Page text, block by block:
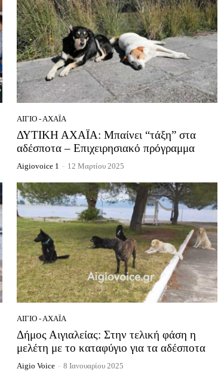
ΑΊΓΙΟ - ΑΧΑΪ́Α
ΔΥΤΙΚΗ ΑΧΑΪΑ: Μπαίνει “τάξη” στα
αδέσποτα – Επιχειρησιακό πρόγραμμα
Aigiovoice 1 - 12 Μαρτίου 2025
ΑΊΓΙΟ - ΑΧΑΪ́Α
Δήμος Αιγιαλείας: Στην τελική φάση η
μελέτη με το καταφύγιο για τα αδέσποτα
Aigio Voice - 8 Ιανουαρίου 2025